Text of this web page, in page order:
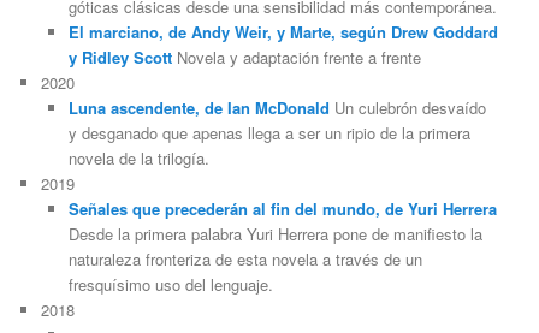
góticas clásicas desde una sensibilidad más contemporánea.
El marciano, de Andy Weir, y Marte, según Drew Goddard
y Ridley ScottNovela y adaptación frente a frente
2020
Luna ascendente, de Ian McDonald Un culebrón desvaído
y desganado que apenas llega a ser un ripio de la primera
novela de la trilogía.
2019
Señales que precederán al fin del mundo, de Yuri Herrera
Desde la primera palabra Yuri Herrera pone de manifiesto la
naturaleza fronteriza de esta novela a través de un
fresquísimo uso del lenguaje.
2018